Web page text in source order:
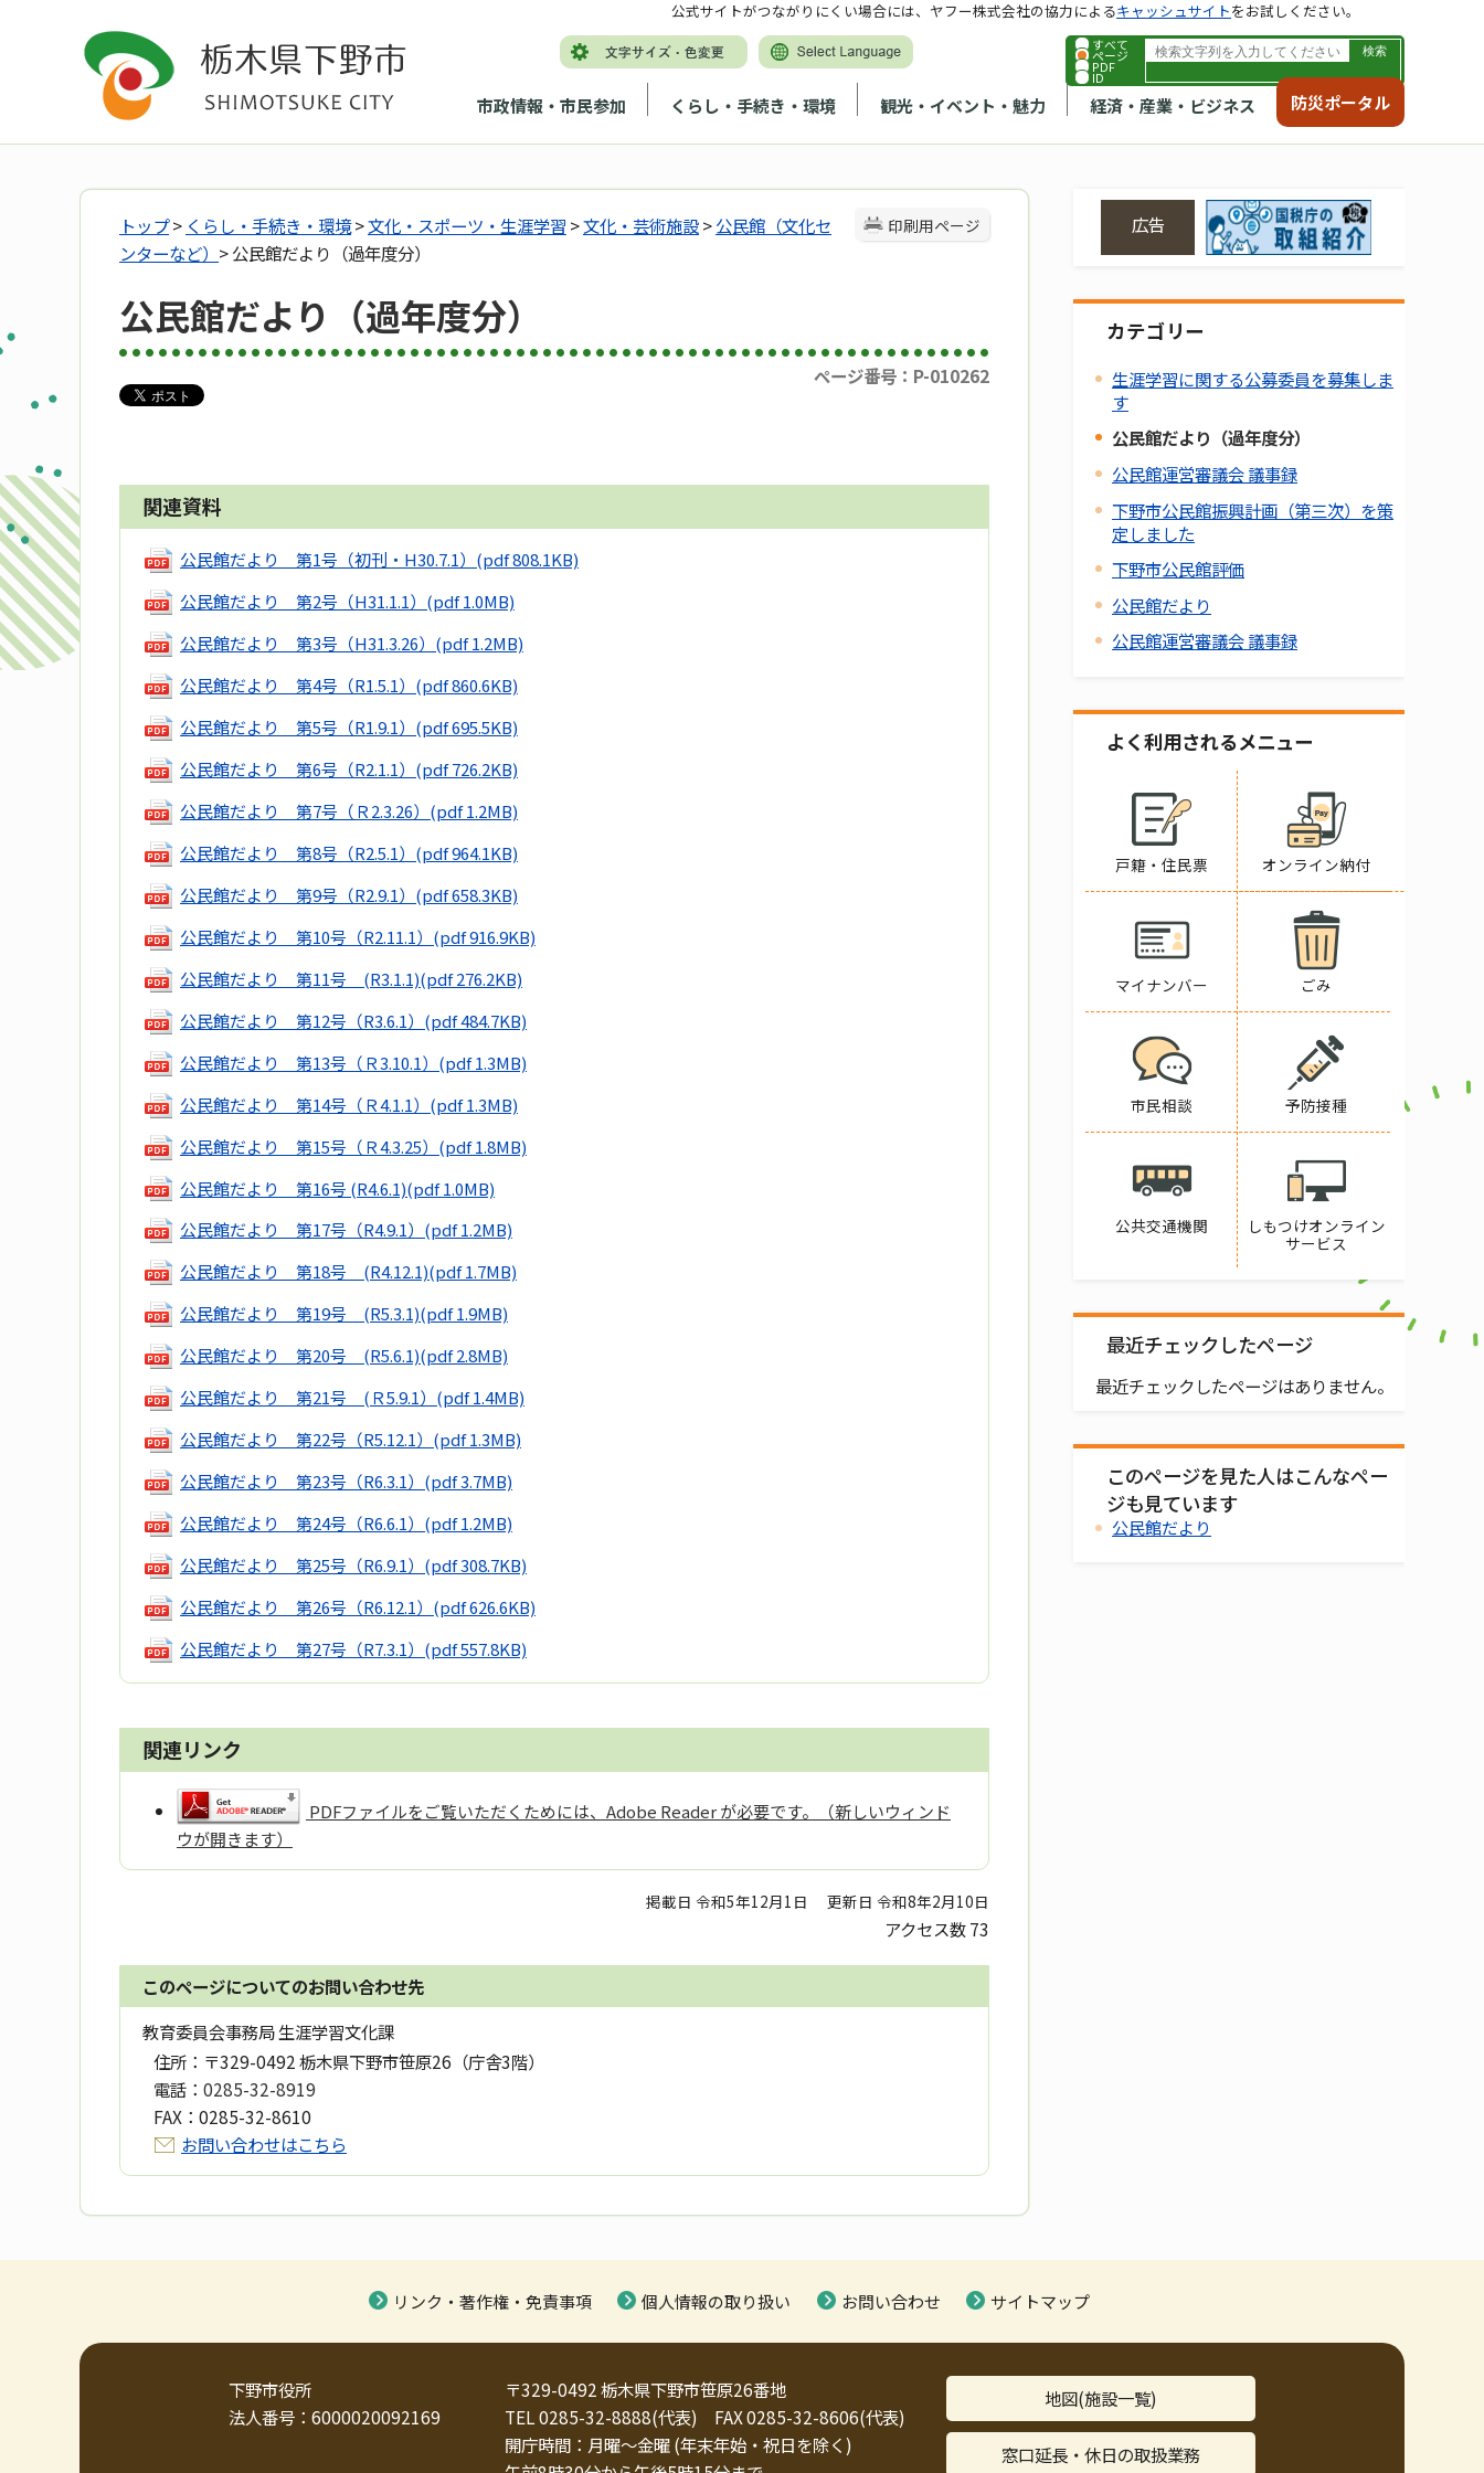
すべて
ページ
PDF
ID
市政情報・市民参加 くらし・手続き・環境 観光・イベント・魅力 経済・産業・ビジネス 防災ポータル
公式サイトがつながりにくい場合には、ヤフー株式会社の協力によるキャッシュサイトをお試しください。
印刷用ページ
トップ> くらし・手続き・環境>文化・スポーツ・生涯学習 >文化・芸術施設>公民館（文化セ
ンターなど） > 公民館だより（過年度分）
公民館だより（過年度分）
ページ番号：P-010262
関連資料
公民館だより 第1号（初刊・H30.7.1） (pdf 808.1KB)
公民館だより 第2号（H31.1.1） (pdf 1.0MB)
公民館だより 第3号（H31.3.26） (pdf 1.2MB)
公民館だより 第4号（R1.5.1） (pdf 860.6KB)
公民館だより 第5号（R1.9.1） (pdf 695.5KB)
公民館だより 第6号（R2.1.1） (pdf 726.2KB)
公民館だより 第7号（Ｒ2.3.26） (pdf 1.2MB)
公民館だより 第8号（R2.5.1） (pdf 964.1KB)
公民館だより 第9号（R2.9.1） (pdf 658.3KB)
公民館だより 第10号（R2.11.1） (pdf 916.9KB)
公民館だより 第11号 (R3.1.1)(pdf 276.2KB)
公民館だより 第12号（R3.6.1） (pdf 484.7KB)
公民館だより 第13号（Ｒ3.10.1） (pdf 1.3MB)
公民館だより 第14号（Ｒ4.1.1） (pdf 1.3MB)
公民館だより 第15号（Ｒ4.3.25） (pdf 1.8MB)
公民館だより 第16号 (R4.6.1)(pdf 1.0MB)
公民館だより 第17号（R4.9.1） (pdf 1.2MB)
公民館だより 第18号 (R4.12.1)(pdf 1.7MB)
公民館だより 第19号 (R5.3.1)(pdf 1.9MB)
公民館だより 第20号 (R5.6.1)(pdf 2.8MB)
公民館だより 第21号 (Ｒ5.9.1） (pdf 1.4MB)
公民館だより 第22号（R5.12.1） (pdf 1.3MB)
公民館だより 第23号（R6.3.1） (pdf 3.7MB)
公民館だより 第24号（R6.6.1） (pdf 1.2MB)
公民館だより 第25号（R6.9.1） (pdf 308.7KB)
公民館だより 第26号（R6.12.1） (pdf 626.6KB)
公民館だより 第27号（R7.3.1） (pdf 557.8KB)
関連リンク
PDFファイルをご覧いただくためには、Adobe Reader が必要です。（新しいウィンド
ウが開きます）
掲載日 令和5年12月1日 更新日 令和8年2月10日
アクセス数73
このページについてのお問い合わせ先
教育委員会事務局 生涯学習文化課
住所： 〒329-0492 栃木県下野市笹原26（庁舎3階）
電話： 0285-32-8919
FAX： 0285-32-8610
お問い合わせはこちら
広告
カテゴリー
生涯学習に関する公募委員を募集しま
す
公民館だより（過年度分）
公民館運営審議会 議事録
下野市公民館振興計画（第三次）を策
定しました
下野市公民館評価
公民館だより
公民館運営審議会 議事録
よく利用されるメニュー
戸籍・住民票 オンライン納付
マイナンバー ごみ
市民相談 予防接種
公共交通機関
しもつけオンライン
サービス
最近チェックしたページ
最近チェックしたページはありません。
このページを見た人はこんなペー
ジも見ています
公民館だより
リンク・著作権・免責事項 個人情報の取り扱い お問い合わせ サイトマップ
下野市役所
法人番号：6000020092169
〒329-0492 栃木県下野市笹原26番地
TEL 0285-32-8888(代表) FAX 0285-32-8606(代表)
開庁時間：月曜～金曜 (年末年始・祝日を除く)
地図(施設一覧)
窓口延長・休日の取扱業務